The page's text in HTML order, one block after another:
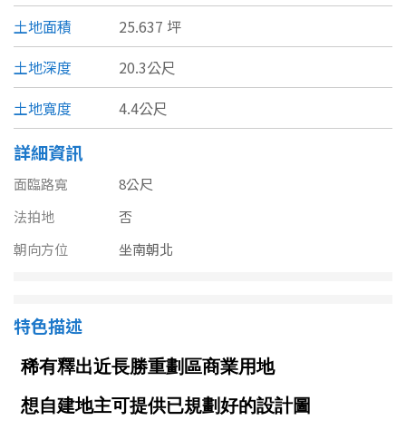
新北市
宜蘭縣
桃園市
新竹市
苗栗縣
台中市
雲林縣
嘉義市
類型(可複選)
農舍
廠辦 倉庫
坪數
不拘
20坪以下
20~30 坪 30~40 坪
土地面積
25.637 坪
土地深度
20.3公尺
土地寬度
4.4公尺
詳細資訊
面臨路寬
8公尺
法拍地
否
朝向方位
坐南朝北
特色描述